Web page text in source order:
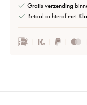
Gratis verzending
Betaal achteraf met